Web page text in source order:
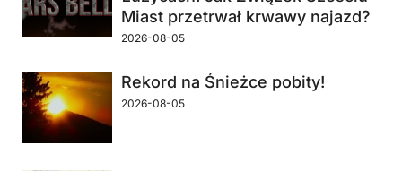
Miast przetrwał krwawy najazd?
2026-08-05
Rekord na Śnieżce pobity!
2026-08-05